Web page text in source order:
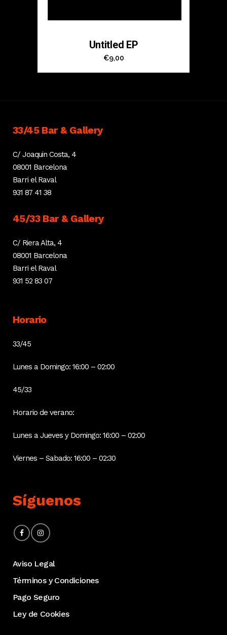
Untitled EP
€9,00
33/45 Bar & Gallery
C/ Joaquin Costa, 4
08001 Barcelona
Barri el Raval
931 87 41 38
45/33 Bar & Gallery
C/ Riera Alta, 4
08001 Barcelona
Barri el Raval
931 52 83 07
Horario
33/45
Lunes a Domingo: 16:00 – 02:00
45/33
Horario de verano:
Lunes a Jueves y Domingo: 16:00 – 02:00
Viernes – Sabado: 16:00 – 02:30
Síguenos
Aviso Legal
Términos y Condiciones
Pago Seguro
Ley de Cookies